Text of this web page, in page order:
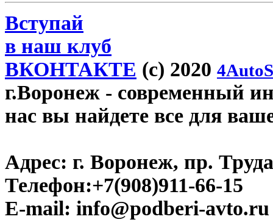
Вступай
в наш клуб
ВКОНТАКТЕ (c) 2020
г.Воронеж - современный
нас вы найдете все для
Адрес: г. Воронеж, пр.
Телефон:+7(908)911-66-15
E-mail: info@podberi-avto.ru